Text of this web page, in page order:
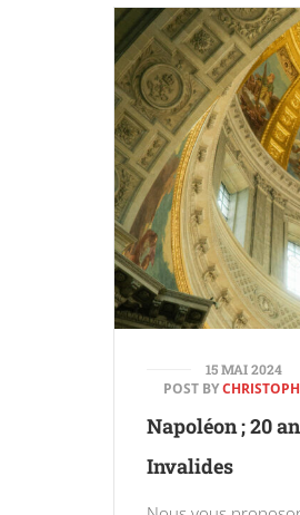
15 MAI 2024
POST BY
Napoléon ; 20
Invalides